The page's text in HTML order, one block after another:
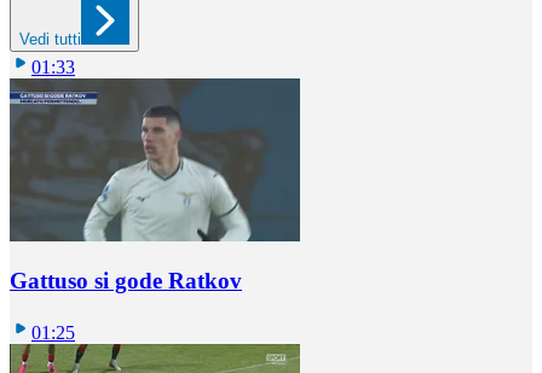
Vedi tutti
01:33
Gattuso si gode Ratkov
01:25